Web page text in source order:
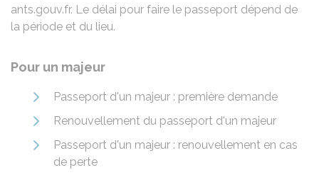
ants.gouv.fr. Le délai pour faire le passeport dépend de
la période et du lieu.
Pour un majeur
Passeport d'un majeur : première demande
Renouvellement du passeport d'un majeur
Passeport d'un majeur : renouvellement en cas
de perte